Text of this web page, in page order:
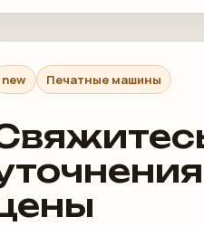
new Печатные машины